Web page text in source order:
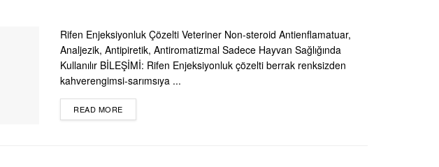
Rifen Enjeksiyonluk Çözelti Veteriner Non-steroid Antienflamatuar,
Analjezik, Antipiretik, Antiromatizmal Sadece Hayvan Sağlığında
Kullanılır BİLEŞİMİ: Rifen Enjeksiyonluk çözelti berrak renksizden
kahverengimsi-sarımsıya ...
READ MOREDETAILS